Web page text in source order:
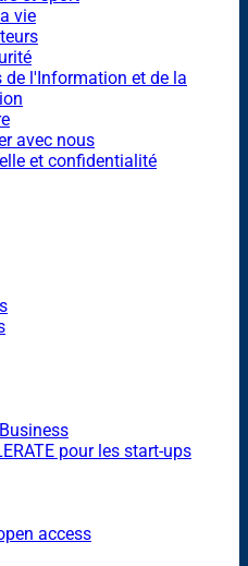
vie
de l'Information et de la
avec nous
et confidentialité
pour les start-ups
access